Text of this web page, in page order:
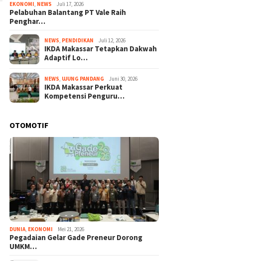
EKONOMI, NEWS Juli 17, 2026
Pelabuhan Balantang PT Vale Raih
Penghar…
NEWS, PENDIDIKAN Juli 12, 2026
IKDA Makassar Tetapkan Dakwah
Adaptif Lo…
NEWS, UJUNG PANDANG Juni 30, 2026
IKDA Makassar Perkuat
Kompetensi Penguru…
OTOMOTIF
DUNIA, EKONOMI Mei 21, 2026
Pegadaian Gelar Gade Preneur Dorong
UMKM…